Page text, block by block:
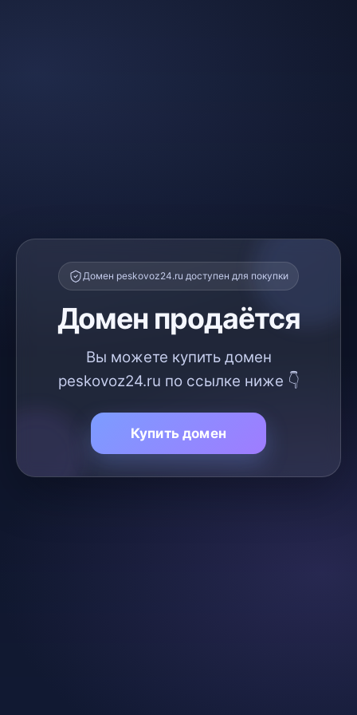
Домен peskovoz24.ru доступен для покупки
Домен продаётся
Вы можете купить домен
peskovoz24.ru по ссылке ниже 👇
Купить домен